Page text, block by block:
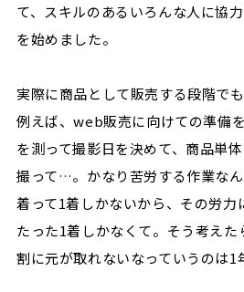
て、スキルのあるいろんな人に協
を始めました。
実際に商品として販売する段階で
例えば、web販売に向けての準備
を測って撮影日を決めて、商品単
撮って…。かなり苦労する作業な
着って1着しかないから、その労力
たった1着しかなくて。そう考えた
割に元が取れないなっていうのは1